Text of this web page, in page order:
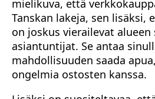
mielikuva, että
Tanskan lakeja, sen lisäksi,
on joskus vierailevat alueen
asiantuntijat. Se antaa
mahdollisuuden saada
ongelmia ostosten kanssa.